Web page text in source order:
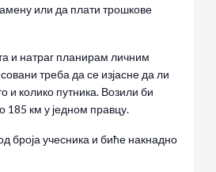
или да плати трошкове
и натраг планирам личним
треба да се изјасне да ли
и колико путника. Возили би
185 км у једном правцу.
броја учесника и биће накнадно